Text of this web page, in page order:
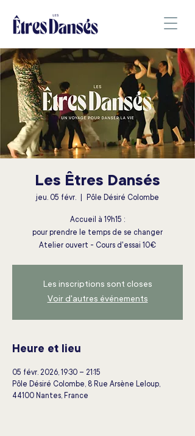
Les Êtres Dansés
jeu. 05 févr. Pôle Désiré Colombe
Accueil à 19h15 :
pour prendre le temps de se changer
Atelier ouvert - Cours d'essai 10€
Les inscriptions sont closes
Voir d'autres événements
Heure et lieu
05 févr. 2026, 19:30 – 21:15
Pôle Désiré Colombe, 8 Rue Arsène Leloup,
44100 Nantes, France